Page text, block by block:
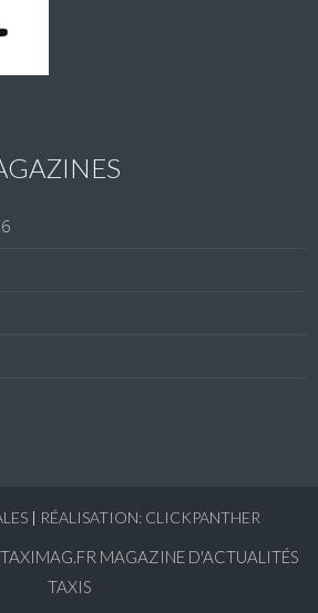
| RÉALISATION: CLICKPANTHER
TAXIMAG.FR MAGAZINE D'ACTUALITÉS
TAXIS